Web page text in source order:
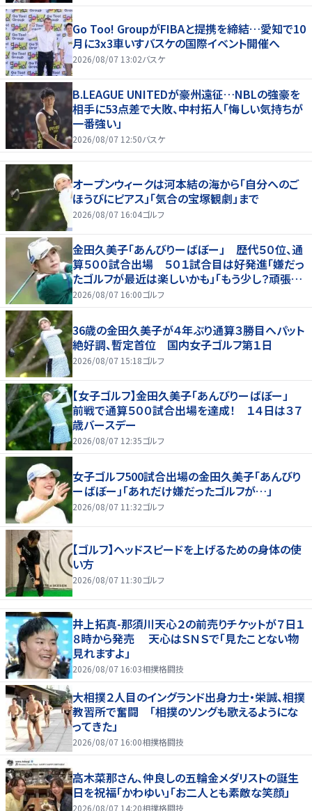
Go Too! GroupがFIBAと提携を締結…愛知で10
月に3x3車いすバスケの国際イベント開催へ
2026/08/07 13:02バスケ
B.LEAGUE UNITEDが豪州遠征…NBLの強豪を
相手に53点差で大敗、中村拓人「悔しい気持ちが
一番強い」
2026/08/07 12:50バスケ
オープンウィークは河本結の海から「自分へのご
ほうびにピアス」「気合の宝塚観劇」まで
2026/08/07 16:04ゴルフ
金田久美子「あんびりーばぼー」 歴代５０位、通
算５００試合出場 ５０１試合目は好発進「嫌だっ
たゴルフが最近は楽しいかも」「もう少し？頑張り
たいな」
2026/08/07 16:00ゴルフ
36歳の金田久美子が４年ぶり通算３勝目へパット
絶好調、暫定首位 国内女子ゴルフ第１日
2026/08/07 15:18ゴルフ
【女子ゴルフ】金田久美子「あんびりーばぼー」
前戦で通算５００試合出場を達成！ １４日は３７
歳バースデー
2026/08/07 12:35ゴルフ
女子ゴルフ500試合出場の金田久美子「あんびり
ーばぼー」「あれだけ嫌だったゴルフが…」
2026/08/07 11:32ゴルフ
【ゴルフ】ヘッドスピードを上げるための身体の使
い方
2026/08/07 11:30ゴルフ
井上拓真-那須川天心２の前売りチケットが７日１
８時から発売 天心はＳＮＳで「見たことない物
見れますよ」
2026/08/07 16:03相撲格闘技
大相撲２人目のイングランド出身力士・栄誠、相撲
教習所で奮闘 「相撲のソングも歌えるようにな
ってきた」
2026/08/07 16:00相撲格闘技
高木菜那さん、仲良しの五輪金メダリストの誕生
日を祝福「かわゆい」「お二人とも素敵な笑顔」
2026/08/07 14:20相撲格闘技